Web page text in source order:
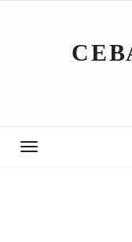
Toggle